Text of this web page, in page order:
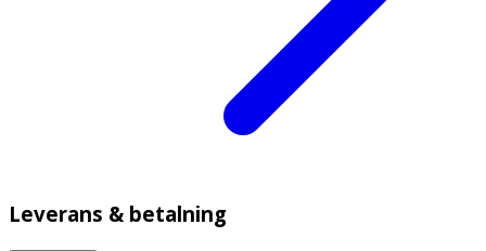
Leverans & betalning